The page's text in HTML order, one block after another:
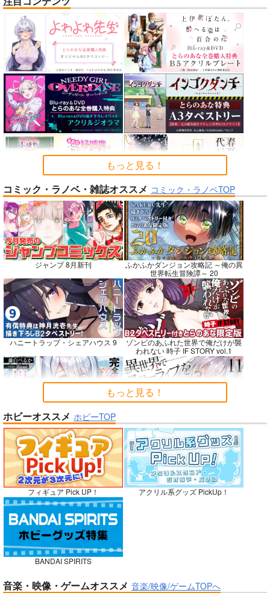
nanka A kanji no titl
ハイパーソニックソウ
ル
2,200円（税込）
Fate/Grand Order
インドラ
近藤勇
サンプル
カート
作って食べよう陸軍
飯-野外炊事・携行食
編-
シオサイ。
専売 1,100円（税込）
ミリタリー
サンプル
カート
公王様のおしごと
C:設計室
700円（税込）
シャリア・ブル
アルテイシア
サンプル
カート
No.6
悪縁
ぽむ屋
770円（税込）
Fate/Grand Order
マシュ・キリエライト
サンプル
カート
No.8
RED nankaAkanjino
OMNIBUS
ハイパーソニックソウ
ル
3,025 （税込）
Fate/Grand Order
カルナ
アルジュナ
サンプル
カート
No.8
社畜巡礼記３ 南米ス
ペシャル
赤茄子労働組合
専売 1,375円（税込）
Dr.STONE
七海龍水
氷月
サンプル
カート
No.10
もっと見る！
コミック・ラノベ・雑誌オススメ コミック・ラノベTOP
ジャンプ 8月新刊
ふかふかダンジョン攻略記 ～俺の異
世界転生冒険譚～ 20
ハニートラップ・シェアハウス 9
ゾンビのあふれた世界で俺だけが襲
われない 時子 IF STORY vol.1
完全解呪のプリースト 2
嫁候補、うちに住むらしい。 #古民
家・美少女3人・耳付き幼馴染
禁断で禁断じゃないちょっと禁断な
義兄妹ラブコメは未遂えっちから始
英雄戦記～ 10
もっと見る！
ホビーオススメ ホビーTOP
フィギュア Pick UP！ アクリル系グッズ PickUp！
BANDAI SPIRITS
音楽・映像・ゲームオススメ 音楽/映像/ゲームTOPへ